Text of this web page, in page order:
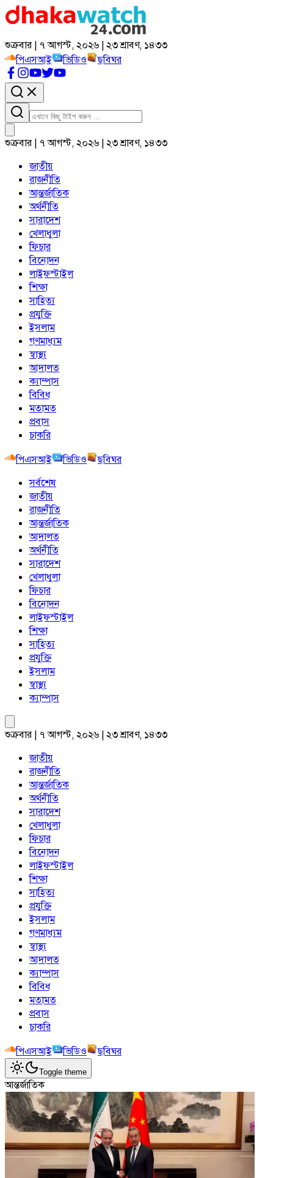
শুক্রবার | ৭ আগস্ট, ২০২৬ | ২৩ শ্রাবণ, ১৪৩৩
পিএসআই
ভিডিও ছবিঘর
শুক্রবার | ৭ আগস্ট, ২০২৬ | ২৩ শ্রাবণ, ১৪৩৩
জাতীয়
রাজনীতি
আন্তর্জাতিক
অর্থনীতি
সারাদেশ
খেলাধুলা
ফিচার
বিনোদন
লাইফস্টাইল
শিক্ষা
সাহিত্য
প্রযুক্তি
ইসলাম
গণমাধ্যম
স্বাস্থ্য
আদালত
ক্যাম্পাস
বিবিধ
মতামত
প্রবাস
চাকরি
পিএসআই
ভিডিও
ছবিঘর
সর্বশেষ
জাতীয়
রাজনীতি
আন্তর্জাতিক
আদালত
অর্থনীতি
সারাদেশ
খেলাধুলা
ফিচার
বিনোদন
লাইফস্টাইল
শিক্ষা
সাহিত্য
প্রযুক্তি
ইসলাম
স্বাস্থ্য
ক্যাম্পাস
শুক্রবার | ৭ আগস্ট, ২০২৬ | ২৩ শ্রাবণ, ১৪৩৩
জাতীয়
রাজনীতি
আন্তর্জাতিক
অর্থনীতি
সারাদেশ
খেলাধুলা
ফিচার
বিনোদন
লাইফস্টাইল
শিক্ষা
সাহিত্য
প্রযুক্তি
ইসলাম
গণমাধ্যম
স্বাস্থ্য
আদালত
ক্যাম্পাস
বিবিধ
মতামত
প্রবাস
চাকরি
পিএসআই
ভিডিও ছবিঘর
Toggle theme
আন্তর্জাতিক